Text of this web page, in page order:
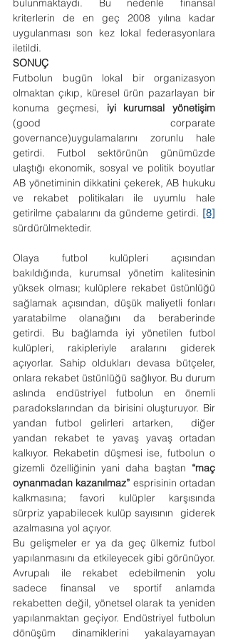
bulunmaktaydı. Bu nedenle finansal
kriterlerin de en geç 2008 yılına kadar
uygulanması son kez lokal federasyonlara
iletildi.
SONUÇ
Futbolun bugün lokal bir organizasyon
olmaktan çıkıp, küresel ürün pazarlayan bir
konuma geçmesi, iyi kurumsal yönetişim
(good corparate
governance)uygulamalarını zorunlu hale
getirdi. Futbol sektörünün günümüzde
ulaştığı ekonomik, sosyal ve politik boyutlar
AB yönetiminin dikkatini çekerek, AB hukuku
ve rekabet politikaları ile uyumlu hale
getirilme çabalarını da gündeme getirdi. [8]
sürdürülmektedir.
Olaya futbol kulüpleri açısından
bakıldığında, kurumsal yönetim kalitesinin
yüksek olması; kulüplere rekabet üstünlüğü
sağlamak açısından, düşük maliyetli fonları
yaratabilme olanağını da beraberinde
getirdi. Bu bağlamda iyi yönetilen futbol
kulüpleri, rakipleriyle aralarını giderek
açıyorlar. Sahip oldukları devasa bütçeler,
onlara rekabet üstünlüğü sağlıyor. Bu durum
aslında endüstriyel futbolun en önemli
paradokslarından da birisini oluşturuyor. Bir
yandan futbol gelirleri artarken,  diğer
yandan rekabet te yavaş yavaş ortadan
kalkıyor. Rekabetin düşmesi ise, futbolun o
gizemli özelliğinin yani daha baştan “maç
oynanmadan kazanılmaz” esprisinin ortadan
kalkmasına; favori kulüpler karşısında
sürpriz yapabilecek kulüp sayısının  giderek
azalmasına yol açıyor.
Bu gelişmeler er ya da geç ülkemiz futbol
yapılanmasını da etkileyecek gibi görünüyor.
Avrupalı ile rekabet edebilmenin yolu
sadece finansal ve sportif anlamda
rekabetten değil, yönetsel olarak ta yeniden
yapılanmaktan geçiyor. Endüstriyel futbolun
dönüşüm dinamiklerini yakalayamayan